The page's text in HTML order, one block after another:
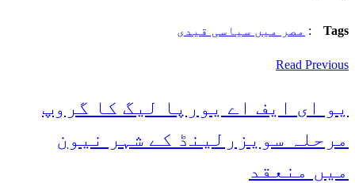
Tags
: مصر میں سیاسی قیدی
Read Previous
یو ای ایف اے یورپا لیگ کا گروپ
مرحلہ سویزرلینڈ کے شہر نیون
میں منعقد